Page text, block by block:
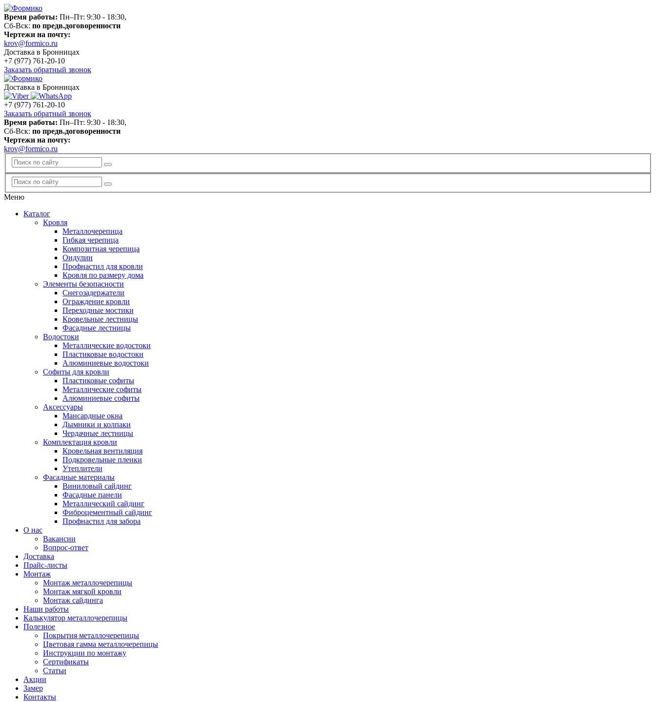
Время работы: Пн–Пт: 9:30 - 18:30,
Сб-Вск: по предв.договоренности
Чертежи на почту:
krov@formico.ru
Доставка в Бронницах
+7 (977) 761-20-10
Заказать обратный звонок
Доставка в Бронницах
+7 (977) 761-20-10
Заказать обратный звонок
Время работы: Пн–Пт: 9:30 - 18:30,
Сб-Вск: по предв.договоренности
Чертежи на почту:
krov@formico.ru
Меню
Каталог
Кровля
Металлочерепица
Гибкая черепица
Композитная черепица
Ондулин
Профнастил для кровли
Кровля по размеру дома
Элементы безопасности
Снегозадержатели
Ограждение кровли
Переходные мостики
Кровельные лестницы
Фасадные лестницы
Водостоки
Металлические водостоки
Пластиковые водостоки
Алюминиевые водостоки
Софиты для кровли
Пластиковые софиты
Металлические софиты
Алюминиевые софиты
Аксессуары
Мансардные окна
Дымники и колпаки
Чердачные лестницы
Комплектация кровли
Кровельная вентиляция
Подкровельные пленки
Утеплители
Фасадные материалы
Виниловый сайдинг
Фасадные панели
Металлический сайдинг
Фиброцементный сайдинг
Профнастил для забора
О нас
Вакансии
Вопрос-ответ
Доставка
Прайс-листы
Монтаж
Монтаж металлочерепицы
Монтаж мягкой кровли
Монтаж сайдинга
Наши работы
Калькулятор металлочерепицы
Полезное
Покрытия металлочерепицы
Цветовая гамма металлочерепицы
Инструкции по монтажу
Сертификаты
Статьи
Акции
Замер
Контакты